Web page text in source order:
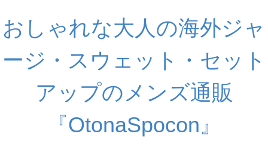
おしゃれな大人の海外ジャ
ージ・スウェット・セット
アップのメンズ通販
『OtonaSpocon』